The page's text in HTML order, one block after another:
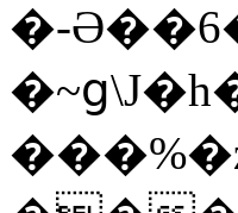
�-